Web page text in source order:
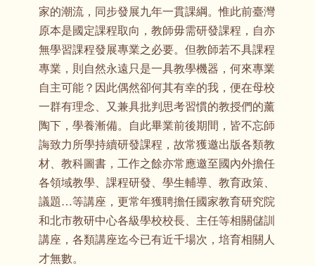
家的潮流，同步發展九年一貫課綱。惟此前臺灣
原本是國定課程取向，教師毋需研發課程，自亦
無學習課程發展專業之必要。但教師若不具課程
專業，則自然永遠只是一具教學機器，何來專業
自主可能？因此偶然卻何其有幸的我，便在母校
一群有理念、又兼具批判思考習慣的教授們的薰
陶下，學養漸備。自此畢業前後期間，皆不忘師
誨致力所學持續研發課程，故常獲邀出版各類教
材、教科圖書，工作之餘亦常應邀至國內外擔任
各領域教學、課程研發、學生輔導、教育政策、
議題…等講座，更常年獲聘擔任國家教育研究院
和北市教研中心各級學校校長、主任等相關儲訓
講座，各類講座迄今已有近千場次，培育相關人
才無數。